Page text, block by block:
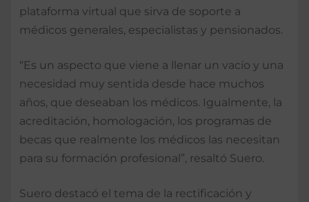
plataforma virtual que sirva de soporte a
médicos generales, especialistas y pensionados.
“Es un aspecto que viene a llenar un vacío y una
necesidad muy sentida desde hace muchos
años, que deseaban los médicos. Igualmente, la
acreditación, homologación, los programas de
becas que realmente los médicos las necesitan
para su formación profesional”, resaltó Suero.
Suero destacó el tema de la rectificación y